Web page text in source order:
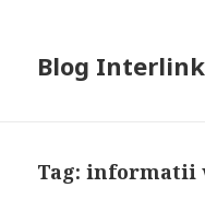
Blog Interlink
Tag:informatii